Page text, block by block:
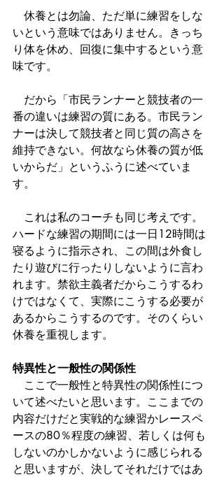
休養とは勿論、ただ単に練習をしな
いという意味ではありません。きっち
り体を休め、回復に集中するという意
味です。
だから「市民ランナーと競技者の一
番の違いは練習の質にある。市民ラン
ナーは決して競技者と同じ質の高さを
維持できない。何故なら休養の質が低
いからだ」というふうに述べていま
す。
これは私のコーチも同じ考えです。
ハードな練習の期間には一日12時間は
寝るように指示され、この間は外食し
たり遊びに行ったりしないように言わ
れます。禁欲主義者だからこうするわ
けではなくて、実際にこうする必要が
あるからこうするのです。そのくらい
休養を重視します。
特異性と一般性の関係性
ここで一般性と特異性の関係性につ
いて述べたいと思います。ここまでの
内容だけだと実戦的な練習かレースペ
ースの80％程度の練習、若しくは何も
しないのかしかないように感じられる
と思いますが、決してそれだけではあ